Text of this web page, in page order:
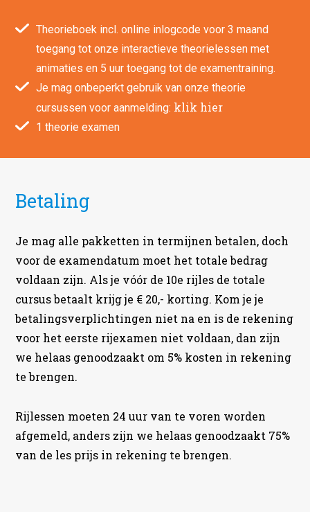
Theorieboek incl. online inlogcode voor 3 maand
toegang tot onze interactieve theorielessen met
animaties en 5 uur toegang tot de examentraining.
Je mag onbeperkt gebruik van onze theorie
cursussen voor aanmelding: klik hier
1 theorie examen
Betaling
Je mag alle pakketten in termijnen betalen, doch
voor de examendatum moet het totale bedrag
voldaan zijn. Als je vóór de 10e rijles de totale
cursus betaalt krijg je € 20,- korting. Kom je je
betalingsverplichtingen niet na en is de rekening
voor het eerste rijexamen niet voldaan, dan zijn
we helaas genoodzaakt om 5% kosten in rekening
te brengen.
Rijlessen moeten 24 uur van te voren worden
afgemeld, anders zijn we helaas genoodzaakt 75%
van de les prijs in rekening te brengen.